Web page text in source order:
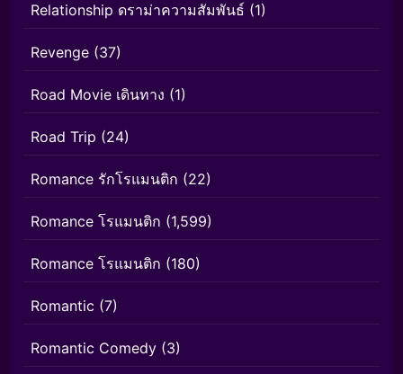
Relationship ดราม่าความสัมพันธ์ (1)
Revenge (37)
Road Movie เดินทาง (1)
Road Trip (24)
Romance รักโรแมนติก (22)
Romance โรแมนติก (1,599)
Romance โรแมนติก (180)
Romantic (7)
Romantic Comedy (3)